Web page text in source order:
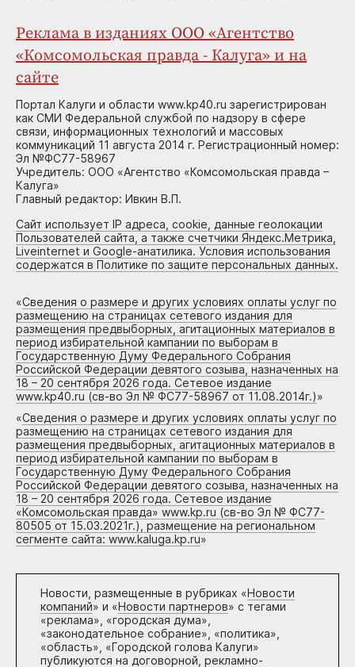
Реклама в изданиях ООО «Агентство
«Комсомольская правда - Калуга» и на
сайте
Портал Калуги и области www.kp40.ru зарегистрирован
как СМИ Федеральной службой по надзору в сфере
связи, информационных технологий и массовых
коммуникаций 11 августа 2014 г. Регистрационный номер:
Эл №ФС77-58967
Учредитель: ООО «Агентство «Комсомольская правда –
Калуга»
Главный редактор: Ивкин В.П.
Сайт использует IP адреса, cookie, данные геолокации
Пользователей сайта, а также счетчики Яндекс.Метрика,
Liveinternet и Google-анатилика. Условия использования
содержатся в Политике по защите персональных данных.
«Сведения о размере и других условиях оплаты услуг по
размещению на страницах сетевого издания для
размещения предвыборных, агитационных материалов в
период избирательной кампании по выборам в
Государственную Думу Федерального Собрания
Российской Федерации девятого созыва, назначенных на
18 – 20 сентября 2026 года. Сетевое издание
www.kp40.ru (св-во Эл № ФС77-58967 от 11.08.2014г.)»
«Сведения о размере и других условиях оплаты услуг по
размещению на страницах сетевого издания для
размещения предвыборных, агитационных материалов в
период избирательной кампании по выборам в
Государственную Думу Федерального Собрания
Российской Федерации девятого созыва, назначенных на
18 – 20 сентября 2026 года. Сетевое издание
«Комсомольская правда» www.kp.ru (св-во Эл № ФС77-
80505 от 15.03.2021г.), размещение на региональном
сегменте сайта: www.kaluga.kp.ru»
Новости, размещенные в рубриках «Новости
компаний» и «Новости партнеров» с тегами
«реклама», «городская дума»,
«законодательное собрание», «политика»,
«область», «Городской голова Калуги»
публикуются на договорной, рекламно-